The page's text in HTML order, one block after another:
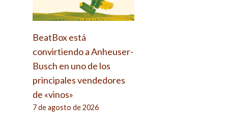
BeatBox está
convirtiendo a Anheuser-
Busch en uno de los
principales vendedores
de «vinos»
7 de agosto de 2026